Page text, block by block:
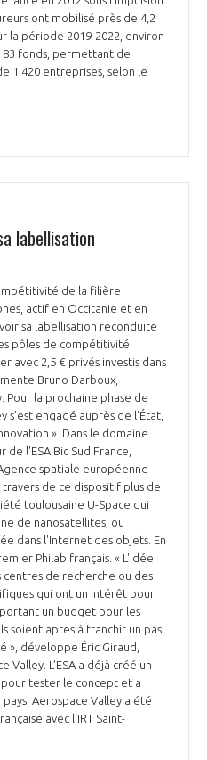
ont mobilisé près de 4,2
la période 2019-2022, environ
83 fonds, permettant de
1 420 entreprises, selon le
labellisation
de la filière
actif en Occitanie et en
sa labellisation reconduite
pôles de compétitivité
avec 2,5 € privés investis dans
Bruno Darboux,
Pour la prochaine phase de
s’est engagé auprès de l'État,
». Dans le domaine
l'ESA Bic Sud France,
spatiale européenne
travers de ce dispositif plus de
toulousaine U-Space qui
de nanosatellites, ou
dans l'Internet des objets. En
Philab français. « L'idée
de recherche ou des
qui ont un intérêt pour
un budget pour les
soient aptes à franchir un pas
», développe Éric Giraud,
Valley. L’ESA a déjà créé un
tester le concept et a
Aerospace Valley a été
avec l'IRT Saint-